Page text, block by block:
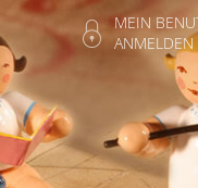
MEIN
ANMELDEN